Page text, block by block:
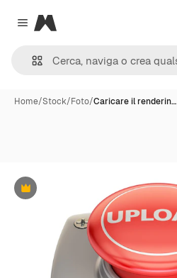
Close menu
Magnific
Home/Stock/Foto/Caricare il renderin…
Premium